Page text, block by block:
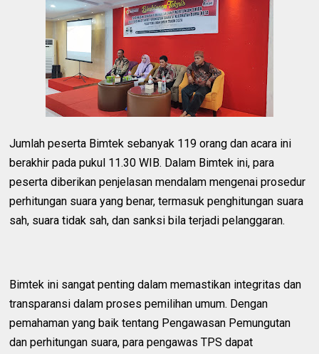
Jumlah peserta Bimtek sebanyak 119 orang dan acara ini
berakhir pada pukul 11.30 WIB. Dalam Bimtek ini, para
peserta diberikan penjelasan mendalam mengenai prosedur
perhitungan suara yang benar, termasuk penghitungan suara
sah, suara tidak sah, dan sanksi bila terjadi pelanggaran.
Bimtek ini sangat penting dalam memastikan integritas dan
transparansi dalam proses pemilihan umum. Dengan
pemahaman yang baik tentang Pengawasan Pemungutan
dan perhitungan suara, para pengawas TPS dapat